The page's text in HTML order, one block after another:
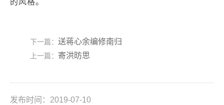
的风格。
下一篇： 送蒋心余编修南归
上一篇： 寄洪昉思
发布时间：2019-07-10